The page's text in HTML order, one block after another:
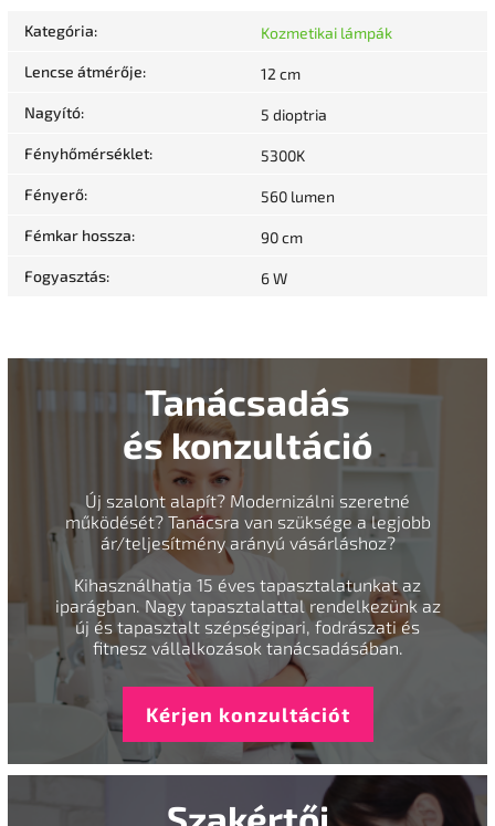
Kategória: Kozmetikai lámpák
Lencse átmérője: 12 cm
Nagyító: 5 dioptria
Fényhőmérséklet: 5300K
Fényerő: 560 lumen
Fémkar hossza: 90 cm
Fogyasztás: 6 W
Tanácsadás
és konzultáció
Új szalont alapít? Modernizálni szeretné
működését? Tanácsra van szüksége a legjobb
ár/teljesítmény arányú vásárláshoz?
Kihasználhatja 15 éves tapasztalatunkat az
iparágban. Nagy tapasztalattal rendelkezünk az
új és tapasztalt szépségipari, fodrászati és
fitnesz vállalkozások tanácsadásában.
Kérjen konzultációt